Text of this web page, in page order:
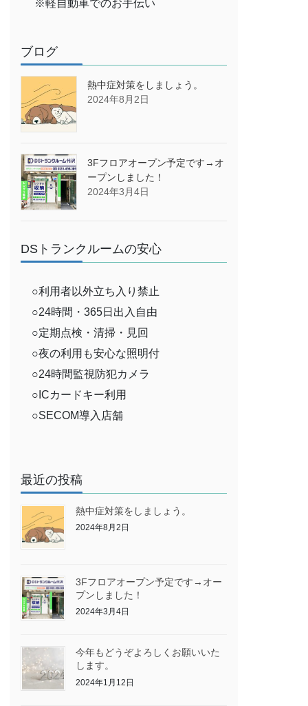
※軽自動車でのお手伝い
ブログ
熱中症対策をしましょう。
2024年8月2日
3Fフロアオープン予定です→オ
ープンしました！
2024年3月4日
DSトランクルームの安心
○利用者以外立ち入り禁止
○24時間・365日出入自由
○定期点検・清掃・見回
○夜の利用も安心な照明付
○24時間監視防犯カメラ
○ICカードキー利用
○SECOM導入店舗
最近の投稿
熱中症対策をしましょう。
2024年8月2日
3Fフロアオープン予定です→オー
プンしました！
2024年3月4日
今年もどうぞよろしくお願いいた
します。
2024年1月12日